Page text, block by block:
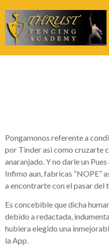
Pongamonos referente a
por Tinder asi­ como cruzarte
anaranjado. Y no darle un
Infimo aun, fabricas “NOPE”
a encontrarte con el pasar del
Es concebible que dicha
debido a redactada,
hubiera elegido una
la App.